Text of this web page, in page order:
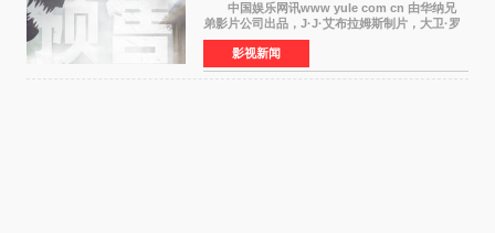
中国娱乐网讯www yule com cn 由华纳兄
弟影片公司出品，J·J·艾布拉姆斯制片，大卫·罗
伯特·米切尔执导，好莱坞巨星安妮·海瑟薇和伊万
·麦克格雷格领衔主演的2026暑期惊悚冒险大片
《逃出绝
影视新闻